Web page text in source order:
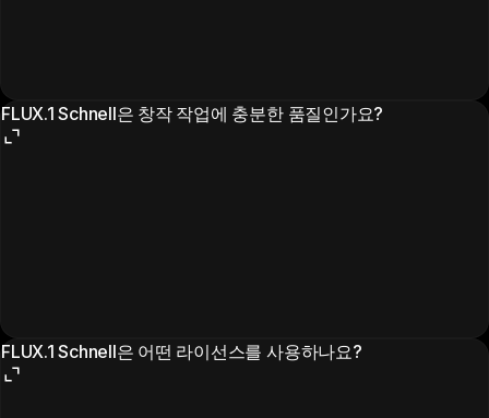
FLUX.1 Schnell은 창작 작업에 충분한 품질인가요?
FLUX.1 Schnell은 어떤 라이선스를 사용하나요?